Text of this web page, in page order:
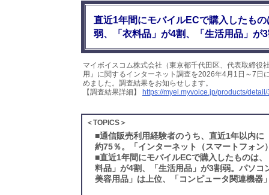
直近1年間にモバイルECで購入したも
弱、「衣料品」が4割、「生活用品」が
マイボイスコム株式会社（東京都千代田区、代表取締
用』に関するインターネット調査を2026年4月1日～7
めました。調査結果をお知らせします。
【調査結果詳細】
https://myel.myvoice.jp/products/
＜TOPICS＞
■通信販売利用経験者のうち、直近1年以内
約75％。「インターネット（スマートフォン
■直近1年間にモバイルECで購入したものは
料品」が4割、「生活用品」が3割弱。パソ
美容用品」は上位、「コンピュータ関連機器